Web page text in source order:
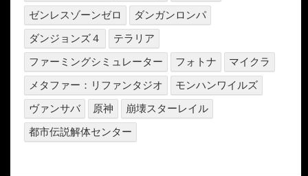
ゼンレスゾーンゼロ
ダンガンロンパ
ダンジョンズ４
テラリア
ファーミングシミュレーター
フォトナ
マイクラ
メタファー：リファンタジオ
モンハンワイルズ
ヴァンサバ
原神
崩壊スターレイル
都市伝説解体センター